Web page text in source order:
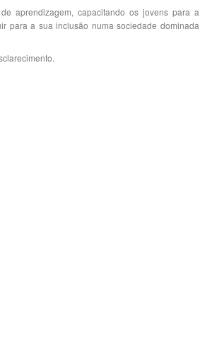
aprendizagem, capacitando os jovens para a
para a sua inclusão numa sociedade dominada